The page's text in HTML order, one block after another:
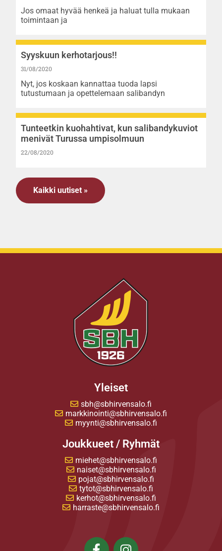
Jos omaat hyvää henkeä ja haluat tulla mukaan
toimintaan ja
Syyskuun kerhotarjous!!
31/08/2020
Nyt, jos koskaan kannattaa tuoda lapsi
tutustumaan ja opettelemaan salibandyn
Tunteetkin kuohahtivat, kun salibandykuviot
menivät Turussa umpisolmuun
22/08/2020
Kaikki uutiset »
Yleiset
sbh@sbhirvensalo.fi
markkinointi@sbhirvensalo.fi
myynti@sbhirvensalo.fi
Joukkueet / Ryhmät
miehet@sbhirvensalo.fi
naiset@sbhirvensalo.fi
pojat@sbhirvensalo.fi
tytot@sbhirvensalo.fi
kerhot@sbhirvensalo.fi
harraste@sbhirvensalo.fi